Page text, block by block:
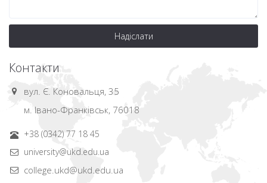
Надіслати
Контакти
вул. Є. Коновальця, 35
м. Івано-Франківськ, 76018
+38 (0342) 77 18 45
university@ukd.edu.ua
college.ukd@ukd.edu.ua